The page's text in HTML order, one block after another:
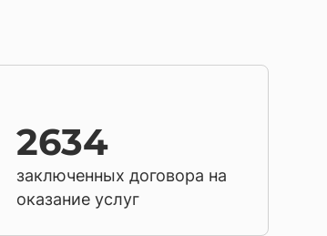
2634
заключенных договора на
оказание услуг